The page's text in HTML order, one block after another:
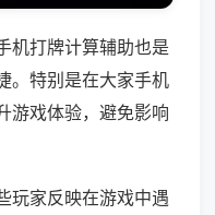
机打牌计算辅助也是
。特别是在大家手机
游戏体验，避免影响
玩家反映在游戏中遇